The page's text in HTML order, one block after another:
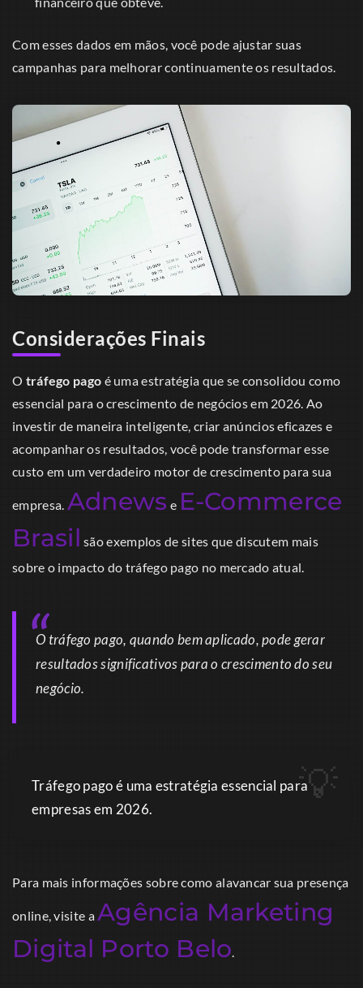
Com esses dados em mãos, você pode ajustar suas
campanhas para melhorar continuamente os resultados.
Considerações Finais
O tráfego pago é uma estratégia que se consolidou como
essencial para o crescimento de negócios em 2026. Ao
investir de maneira inteligente, criar anúncios eficazes e
acompanhar os resultados, você pode transformar esse
custo em um verdadeiro motor de crescimento para sua
empresa. Adnews e E-Commerce
Brasil são exemplos de sites que discutem mais
sobre o impacto do tráfego pago no mercado atual.
O tráfego pago, quando bem aplicado, pode gerar
resultados significativos para o crescimento do seu
negócio.
Tráfego pago é uma estratégia essencial para
empresas em 2026.
Para mais informações sobre como alavancar sua presença
online, visite aAgência Marketing
Digital Porto Belo.